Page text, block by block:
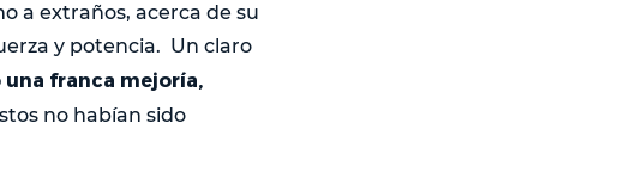
a extraños, acerca de su
y potencia. Un claro
franca mejoría,
no habían sido